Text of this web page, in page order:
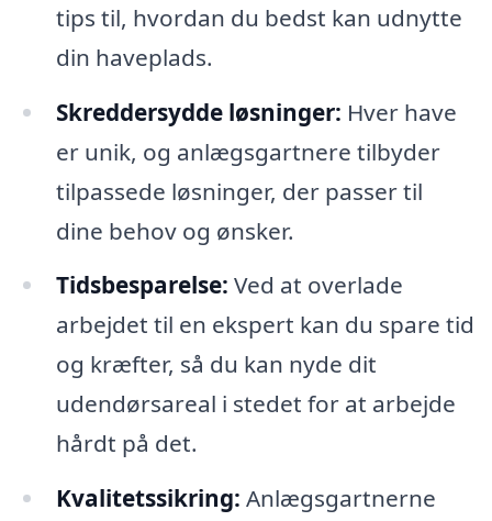
tips til, hvordan du bedst kan udnytte
din haveplads.
Skreddersydde løsninger: Hver have
er unik, og anlægsgartnere tilbyder
tilpassede løsninger, der passer til
dine behov og ønsker.
Tidsbesparelse: Ved at overlade
arbejdet til en ekspert kan du spare tid
og kræfter, så du kan nyde dit
udendørsareal i stedet for at arbejde
hårdt på det.
Kvalitetssikring: Anlægsgartnerne